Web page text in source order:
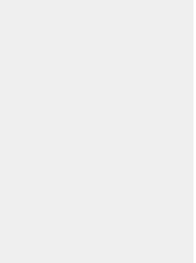
اقتحام سبتة
المعادن الاستراتيجية